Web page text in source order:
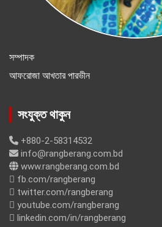
সম্পাদক
আফরোজা আখতার পারভীন
সংযুক্ত থাকুন
+880-2-58314532
info@rangberang.com.bd
www.rangberang.com.bd
fb.com/rangberang
twitter.com/rangberang
youtube.com/rangberang
linkedin.com/in/rangberang